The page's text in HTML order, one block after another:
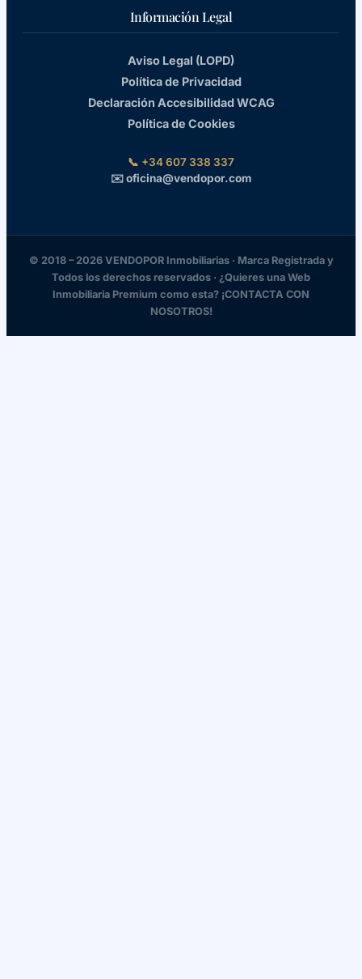
Información Legal
Aviso Legal (LOPD)
Política de Privacidad
Declaración Accesibilidad WCAG
Política de Cookies
📞 +34 607 338 337
✉️ oficina@vendopor.com
© 2018 – 2026 VENDOPOR Inmobiliarias · Marca Registrada y
Todos los derechos reservados · ¿Quieres una Web
Inmobiliaria Premium como esta? ¡CONTACTA CON
NOSOTROS!